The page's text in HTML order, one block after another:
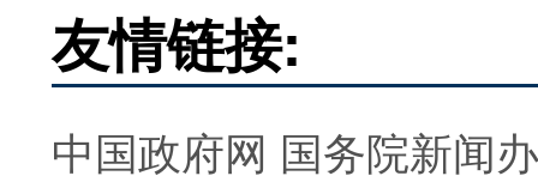
友情链接:
中国政府网 国务院新闻